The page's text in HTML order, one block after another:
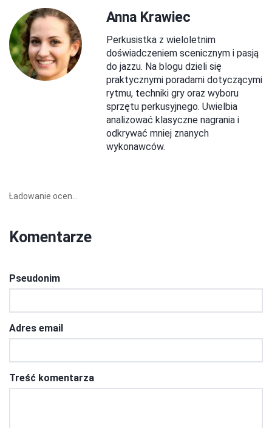
Anna Krawiec
Perkusistka z wieloletnim
doświadczeniem scenicznym i pasją
do jazzu. Na blogu dzieli się
praktycznymi poradami dotyczącymi
rytmu, techniki gry oraz wyboru
sprzętu perkusyjnego. Uwielbia
analizować klasyczne nagrania i
odkrywać mniej znanych
wykonawców.
Ładowanie ocen...
Komentarze
Pseudonim
Adres email
Treść komentarza